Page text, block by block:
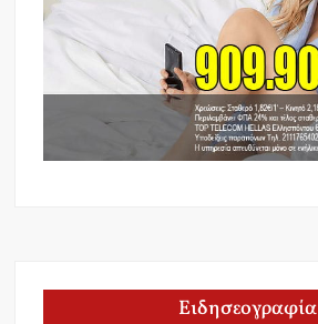
Ειδησεογραφία